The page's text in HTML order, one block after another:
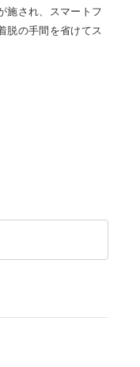
施され、スマートフ
脱の手間を省けてス